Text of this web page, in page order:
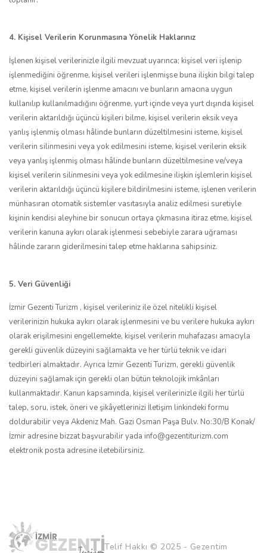
4. Kişisel Verilerin Korunmasına Yönelik Haklarınız
İşlenen kişisel verilerinizle ilgili mevzuat uyarınca; kişisel veri işlenip
işlenmediğini öğrenme, kişisel verileri işlenmişse buna ilişkin bilgi talep
etme, kişisel verilerin işlenme amacını ve bunların amacına uygun
kullanılıp kullanılmadığını öğrenme, yurt içinde veya yurt dışında kişisel
verilerin aktarıldığı üçüncü kişileri bilme, kişisel verilerin eksik veya
yanlış işlenmiş olması hâlinde bunların düzeltilmesini isteme, kişisel
verilerin silinmesini veya yok edilmesini isteme, kişisel verilerin eksik
veya yanlış işlenmiş olması hâlinde bunların düzeltilmesine ve/veya
kişisel verilerin silinmesini veya yok edilmesine ilişkin işlemlerin kişisel
verilerin aktarıldığı üçüncü kişilere bildirilmesini isteme, işlenen verilerin
münhasıran otomatik sistemler vasıtasıyla analiz edilmesi suretiyle
kişinin kendisi aleyhine bir sonucun ortaya çıkmasına itiraz etme, kişisel
verilerin kanuna aykırı olarak işlenmesi sebebiyle zarara uğraması
hâlinde zararın giderilmesini talep etme haklarına sahipsiniz.
5. Veri Güvenliği
İzmir Gezenti Turizm , kişisel verileriniz ile özel nitelikli kişisel
verilerinizin hukuka aykırı olarak işlenmesini ve bu verilere hukuka aykırı
olarak erişilmesini engellemekte, kişisel verilerin muhafazası amacıyla
gerekli güvenlik düzeyini sağlamakta ve her türlü teknik ve idari
tedbirleri almaktadır. Ayrıca İzmir Gezenti Turizm, gerekli güvenlik
düzeyini sağlamak için gerekli olan bütün teknolojik imkânları
kullanmaktadır. Kanun kapsamında, kişisel verilerinizle ilgili her türlü
talep, soru, istek, öneri ve şikâyetlerinizi İletişim linkindeki formu
doldurabilir veya Akdeniz Mah. Gazi Osman Paşa Bulv. No:30/B Konak/
İzmir adresine bizzat başvurabilir yada info@gezentiturizm.com
elektronik posta adresine iletebilirsiniz.
Telif Hakkı © 2025 - Gezentim